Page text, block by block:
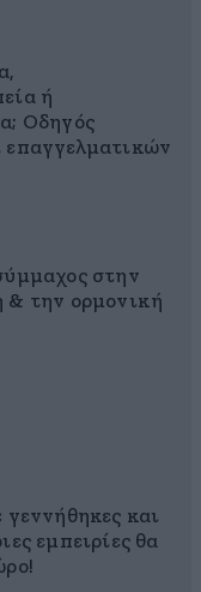
ή
Οδηγός
στην
& την ορμονική
και
εμπειρίες θα